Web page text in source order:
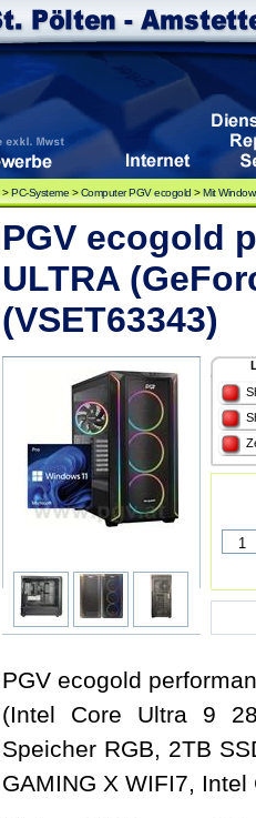
>PC-Systeme >Computer PGV ecogold >Mit
PGV ecogold
ULTRA
(VSET63343)
PGV ecogold
(Intel Core Ultra 9
Speicher RGB, 2TB
GAMING X WIFI7, Intel